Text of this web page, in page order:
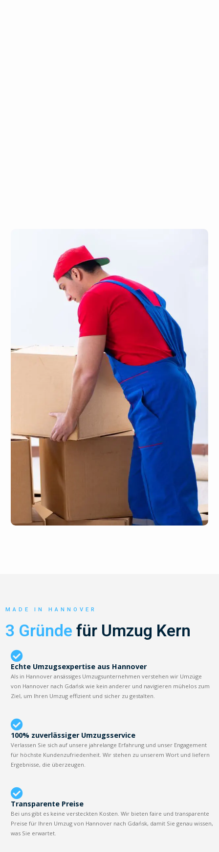
MADE IN HANNOVER
3 Gründe für Umzug Kern
Echte Umzugsexpertise aus Hannover
Als in Hannover ansässiges Umzugsunternehmen verstehen wir Umzüge
von Hannover nach Gdańsk wie kein anderer und navigieren mühelos zum
Ziel, um Ihren Umzug effizient und sicher zu gestalten.
100% zuverlässiger Umzugsservice
Verlassen Sie sich auf unsere jahrelange Erfahrung und unser Engagement
für höchste Kundenzufriedenheit. Wir stehen zu unserem Wort und liefern
Ergebnisse, die überzeugen.
Transparente Preise
Bei uns gibt es keine versteckten Kosten. Wir bieten faire und transparente
Preise für Ihren Umzug von Hannover nach Gdańsk, damit Sie genau wissen,
was Sie erwartet.